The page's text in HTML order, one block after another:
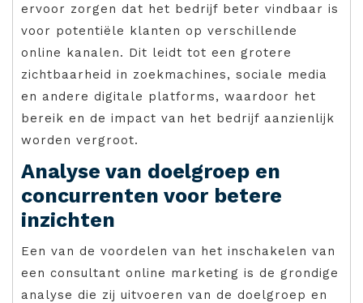
ervoor zorgen dat het bedrijf beter vindbaar is
voor potentiële klanten op verschillende
online kanalen. Dit leidt tot een grotere
zichtbaarheid in zoekmachines, sociale media
en andere digitale platforms, waardoor het
bereik en de impact van het bedrijf aanzienlijk
worden vergroot.
Analyse van doelgroep en
concurrenten voor betere
inzichten
Een van de voordelen van het inschakelen van
een consultant online marketing is de grondige
analyse die zij uitvoeren van de doelgroep en